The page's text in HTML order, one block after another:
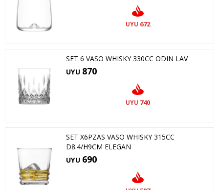
UYU 672
SET 6 VASO WHISKY 330CC ODIN LAV
UYU 870
UYU 740
SET X6PZAS VASO WHISKY 315CC
D8.4/H9CM ELEGAN
UYU 690